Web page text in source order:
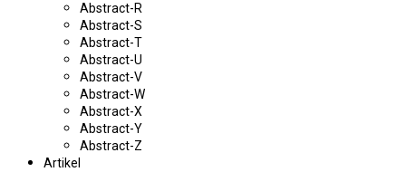
Abstract-R
Abstract-S
Abstract-T
Abstract-U
Abstract-V
Abstract-W
Abstract-X
Abstract-Y
Abstract-Z
Artikel